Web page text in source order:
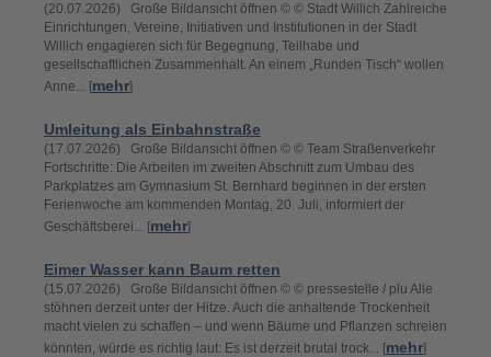
(20.07.2026) Große Bildansicht öffnen © © Stadt Willich Zahlreiche
Einrichtungen, Vereine, Initiativen und Institutionen in der Stadt
Willich engagieren sich für Begegnung, Teilhabe und
gesellschaftlichen Zusammenhalt. An einem „Runden Tisch“ wollen
Anne... [mehr]
Umleitung als Einbahnstraße
(17.07.2026) Große Bildansicht öffnen © © Team Straßenverkehr
Fortschritte: Die Arbeiten im zweiten Abschnitt zum Umbau des
Parkplatzes am Gymnasium St. Bernhard beginnen in der ersten
Ferienwoche am kommenden Montag, 20. Juli, informiert der
Geschäftsberei... [mehr]
Eimer Wasser kann Baum retten
(15.07.2026) Große Bildansicht öffnen © © pressestelle / plu Alle
stöhnen derzeit unter der Hitze. Auch die anhaltende Trockenheit
macht vielen zu schaffen – und wenn Bäume und Pflanzen schreien
könnten, würde es richtig laut: Es ist derzeit brutal trock... [mehr]